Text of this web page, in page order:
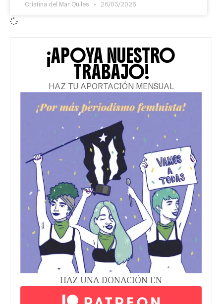
Cristina del Mar Quiles 26/03/2026
¡APOYA NUESTRO
TRABAJO!
HAZ TU APORTACIÓN MENSUAL
HAZ UNA DONACIÓN EN